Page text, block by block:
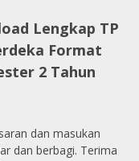
Lengkap TP
Format
2 Tahun
dan masukan
dan berbagi. Terima